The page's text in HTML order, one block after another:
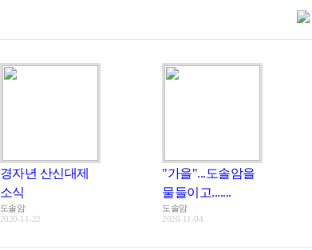
경자년 산신대제
소식
도솔암
2020-11-22
"가을"...도솔암을
물들이고.......
도솔암
2020-11-04